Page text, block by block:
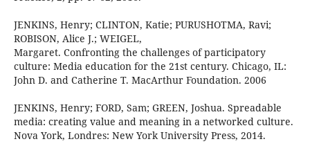
JENKINS, Henry; CLINTON, Katie; PURUSHOTMA, Ravi;
ROBISON, Alice J.; WEIGEL,
Margaret. Confronting the challenges of participatory
culture: Media education for the 21st century. Chicago, IL:
John D. and Catherine T. MacArthur Foundation. 2006
JENKINS, Henry; FORD, Sam; GREEN, Joshua. Spreadable
media: creating value and meaning in a networked culture.
Nova York, Londres: New York University Press, 2014.